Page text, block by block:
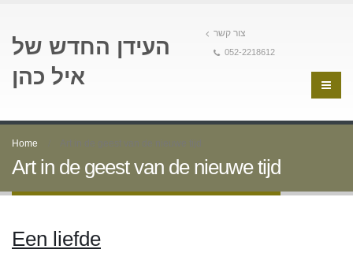
העידן החדש של
איל כהן
צור קשר
052-2218612
Home Art in de geest van de nieuwe tijd
Art in de geest van de nieuwe tijd
Een liefde